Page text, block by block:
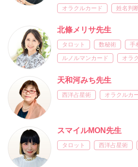
オラクルカード
姓名判
北條メリサ先生
タロット 数秘術
手
ルノルマンカード
オラ
天和河みち先生
西洋占星術 オラクルカ
スマイルMON先生
タロット 西洋占星術